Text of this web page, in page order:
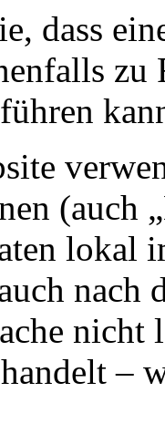
dass
(auch
lokal
nach
nicht
–